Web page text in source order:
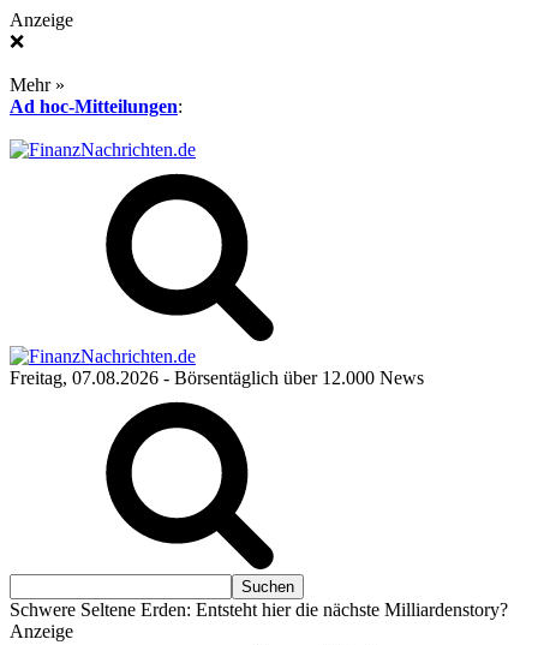
Anzeige
❌
Mehr »
Ad hoc-Mitteilungen:
Freitag, 07.08.2026 - Börsentäglich über 12.000 News
Schwere Seltene Erden: Entsteht hier die nächste Milliardenstory?
Anzeige